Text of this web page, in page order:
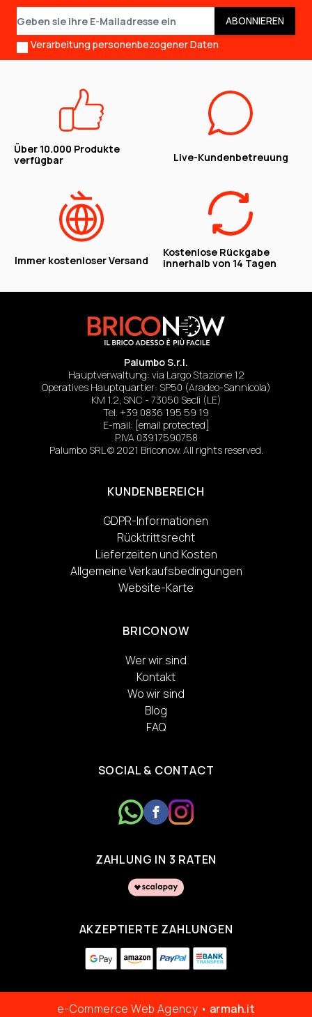
E-Mail-Adresse
ABONNIEREN
Verarbeitung personenbezogener Daten
Über 10.000 Produkte
verfügbar
Live-Kundenbetreuung
Immer kostenloser Versand
Kostenlose Rückgabe
innerhalb von 14 Tagen
Palumbo S.r.l.
Hauptverwaltung: via Largo Stazione 12
Operatives Hauptquartier: SP50 (Aradeo-Sannicola)
KM 1.2, SNC - 73050 Seclì (LE)
Tel. +39 0836 195 59 19
E-mail: [email protected]
P.IVA 03917590758
Palumbo SRL © 2021 Briconow. All rights reserved.
KUNDENBEREICH
GDPR-Informationen
Rücktrittsrecht
Lieferzeiten und Kosten
Allgemeine Verkaufsbedingungen
Website-Karte
BRICONOW
Wer wir sind
Kontakt
Wo wir sind
Blog
FAQ
SOCIAL & CONTACT
ZAHLUNG IN 3 RATEN
AKZEPTIERTE ZAHLUNGEN
e-Commerce Web Agency • armah.it